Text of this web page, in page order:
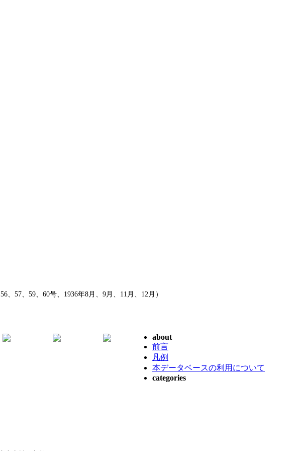
57、59、60号、1936年8月、9月、11月、12月）
about
前言
凡例
本データベースの利用について
categories